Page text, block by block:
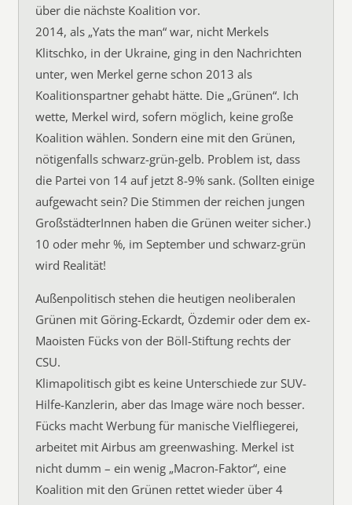
über die nächste Koalition vor.
2014, als „Yats the man“ war, nicht Merkels
Klitschko, in der Ukraine, ging in den Nachrichten
unter, wen Merkel gerne schon 2013 als
Koalitionspartner gehabt hätte. Die „Grünen“. Ich
wette, Merkel wird, sofern möglich, keine große
Koalition wählen. Sondern eine mit den Grünen,
nötigenfalls schwarz-grün-gelb. Problem ist, dass
die Partei von 14 auf jetzt 8-9% sank. (Sollten einige
aufgewacht sein? Die Stimmen der reichen jungen
GroßstädterInnen haben die Grünen weiter sicher.)
10 oder mehr %, im September und schwarz-grün
wird Realität!
Außenpolitisch stehen die heutigen neoliberalen
Grünen mit Göring-Eckardt, Özdemir oder dem ex-
Maoisten Fücks von der Böll-Stiftung rechts der
CSU.
Klimapolitisch gibt es keine Unterschiede zur SUV-
Hilfe-Kanzlerin, aber das Image wäre noch besser.
Fücks macht Werbung für manische Vielfliegerei,
arbeitet mit Airbus am greenwashing. Merkel ist
nicht dumm – ein wenig „Macron-Faktor“, eine
Koalition mit den Grünen rettet wieder über 4